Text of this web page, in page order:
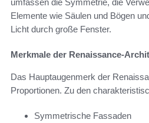
Elemente wie Säulen und Bögen
Licht durch große Fenster.
Merkmale der Renaissance-
Das Hauptaugenmerk der
Proportionen. Zu den
Symmetrische Fassaden